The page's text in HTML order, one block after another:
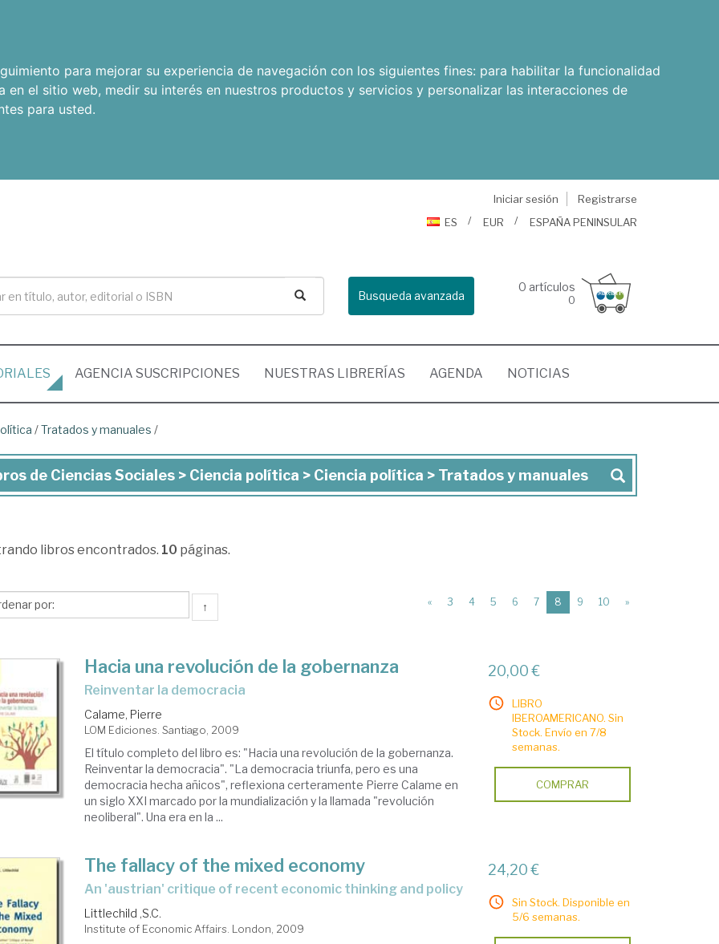
para mejorar su experiencia de navegación con los siguientes fines: para habilitar la funcionalidad
en el sitio web, medir su interés en nuestros productos y servicios y personalizar las interacciones de
para usted.
Iniciar sesión
Registrarse
ES
EUR ESPAÑA PENINSULAR
Busqueda avanzada
0 artículos
0
AGENCIA SUSCRIPCIONES NUESTRAS LIBRERÍAS AGENDA NOTICIAS
/Tratados y manuales /
de Ciencias Sociales > Ciencia política > Ciencia política > Tratados y manuales
libros encontrados. 10 páginas.
↑ « 3 4 5 6 7 8 (current)
9 10 »
Hacia una revolución de la gobernanza
reinventar la democracia
Calame, Pierre
LOM Ediciones. Santiago, 2009
El título completo del libro es: "Hacia una revolución de la gobernanza.
Reinventar la democracia". "La democracia triunfa, pero es una
democracia hecha añicos", reflexiona certeramente Pierre Calame en
un siglo XXI marcado por la mundialización y la llamada "revolución
neoliberal". Una era en la ...
20,00 €
LIBRO
IBEROAMERICANO. Sin
Stock. Envío en 7/8
semanas.
COMPRAR
The fallacy of the mixed economy
an 'austrian' critique of recent economic thinking and policy
Littlechild ,S.C.
Institute of Economic Affairs. London, 2009
24,20 €
Sin Stock. Disponible en
5/6 semanas.